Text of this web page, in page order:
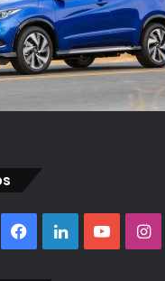
Facebook
LinkedInYouTube